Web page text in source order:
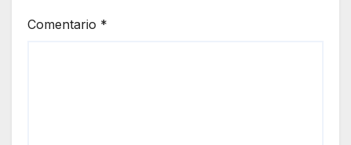
Comentario *